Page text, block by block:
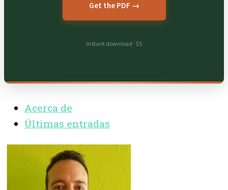
Get the PDF →
Instant download · $5
Acerca de
Últimas entradas